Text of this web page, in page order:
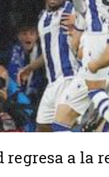
regresa a la